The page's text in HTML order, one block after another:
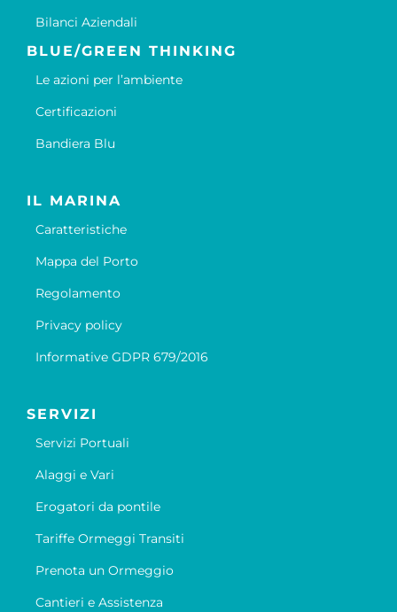
Bilanci Aziendali
BLUE/GREEN THINKING
Le azioni per l’ambiente
Certificazioni
Bandiera Blu
IL MARINA
Caratteristiche
Mappa del Porto
Regolamento
Privacy policy
Informative GDPR 679/2016
SERVIZI
Servizi Portuali
Alaggi e Vari
Erogatori da pontile
Tariffe Ormeggi Transiti
Prenota un Ormeggio
Cantieri e Assistenza